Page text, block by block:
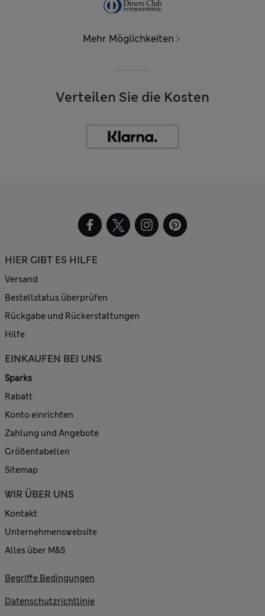
Mehr Möglichkeiten
Verteilen Sie die Kosten
HIER GIBT ES HILFE
Versand
Bestellstatus überprüfen
Rückgabe und Rückerstattungen
Hilfe
EINKAUFEN BEI UNS
Sparks
Rabatt
Konto einrichten
Zahlung und Angebote
Größentabellen
Sitemap
WIR ÜBER UNS
Kontakt
Unternehmenswebsite
Alles über M&S
Begriffe Bedingungen
Datenschutzrichtlinie